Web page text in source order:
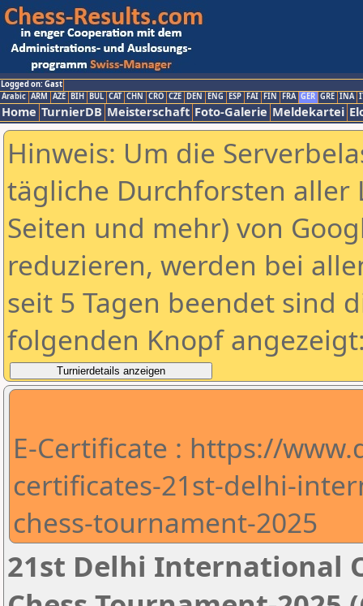
Logged on: Gast
Arabic ARM AZE BIH BUL CAT CHN CRO CZE DEN ENG ESP FAI FIN FRA GER GRE INA
Home TurnierDB Meisterschaft Foto-Galerie Meldekartei
Hinweis: Um die
tägliche Durchforsten aller
Seiten und mehr) von
reduzieren, werden bei
seit 5 Tagen beendet sind
folgenden Knopf
E-Certificate : https://
certificates-21st-delhi-
chess-tournament-2025
21st Delhi International